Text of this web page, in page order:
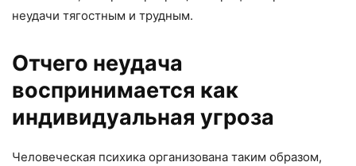
неудачи тягостным и трудным.
Отчего неудача
воспринимается как
индивидуальная угроза
Человеческая психика организована таким образом,